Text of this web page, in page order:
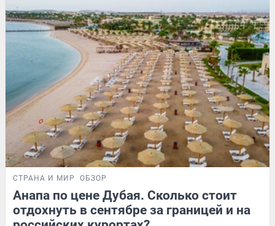
СТРАНА И МИР ОБЗОР
Анапа по цене Дубая. Сколько стоит
отдохнуть в сентябре за границей и на